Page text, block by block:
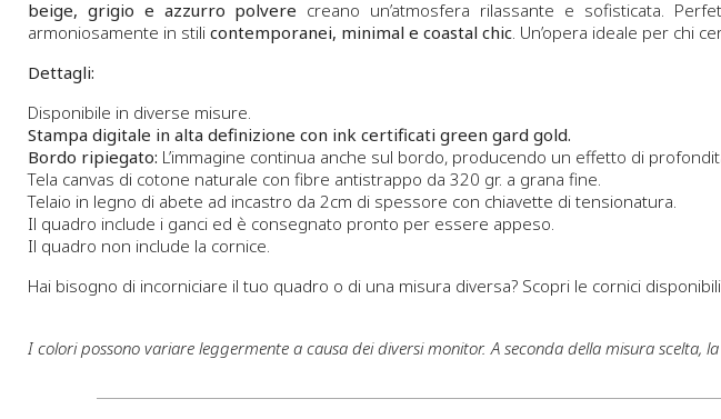
beige, grigio e azzurro polvere creano un’atmosfera rilassante e sofisticata.
armoniosamente in stili contemporanei, minimal e coastal chic . Un’opera ideale per chi
Dettagli:
Disponibile in diverse misure.
Stampa digitale in alta definizione con ink certificati green gard gold.
Bordo ripiegato: L’immagine continua anche sul bordo, producendo un effetto di
Tela canvas di cotone naturale con fibre antistrappo da 320 gr. a grana fine.
Telaio in legno di abete ad incastro da 2cm di spessore con chiavette di tensionatura.
Il quadro include i ganci ed è consegnato pronto per essere appeso.
Il quadro non include la cornice.
Hai bisogno di incorniciare il tuo quadro o di una misura diversa? Scopri le cornici disponibili
I colori possono variare leggermente a causa dei diversi monitor. A seconda della misura